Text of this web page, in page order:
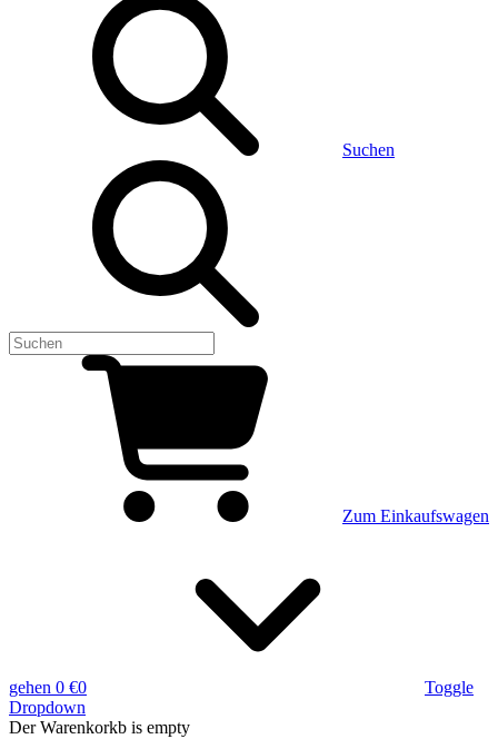
Suchen
Zum Einkaufswagen
gehen 0 €0
Toggle
Dropdown
Der Warenkorkb is empty